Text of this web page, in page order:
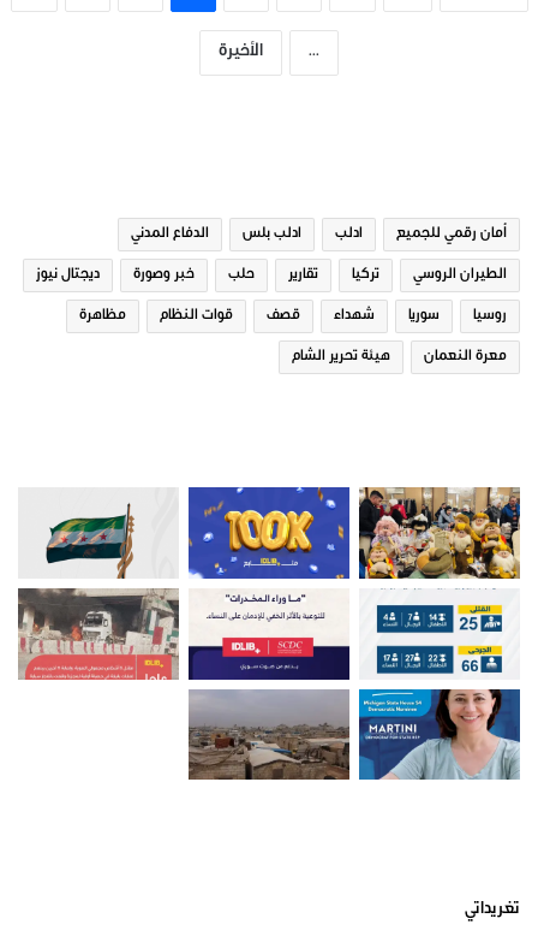
... الأخيرة
أمان رقمي للجميع ادلب ادلب بلس الدفاع المدني
الطيران الروسي تركيا تقارير حلب خبر وصورة ديجتال نيوز
روسيا سوريا شهداء قصف قوات النظام مظاهرة
معرة النعمان هيئة تحرير الشام
تغريداتي